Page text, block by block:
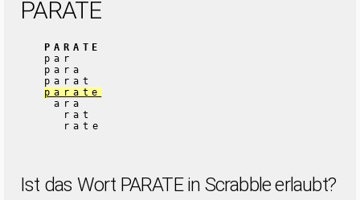
PARATE
PARATE
par
para
parat
parate
ara
rat
rate
Ist das Wort PARATE in Scrabble erlaubt?